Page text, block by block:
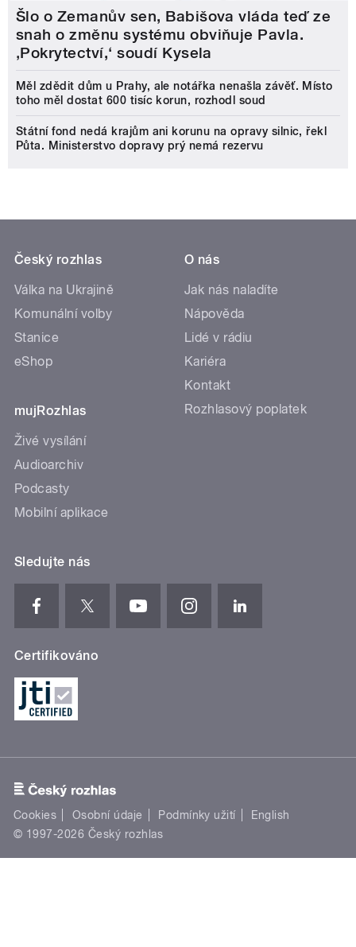
Šlo o Zemanův sen, Babišova vláda teď ze
snah o změnu systému obviňuje Pavla.
‚Pokrytectví,‘ soudí Kysela
Měl zdědit dům u Prahy, ale notářka nenašla závěť. Místo
toho měl dostat 600 tisíc korun, rozhodl soud
Státní fond nedá krajům ani korunu na opravy silnic, řekl
Půta. Ministerstvo dopravy prý nemá rezervu
Český rozhlas
Válka na Ukrajině
Komunální volby
Stanice
eShop
mujRozhlas
Živé vysílání
Audioarchiv
Podcasty
Mobilní aplikace
O nás
Jak nás naladíte
Nápověda
Lidé v rádiu
Kariéra
Kontakt
Rozhlasový poplatek
Sledujte nás
Certifikováno
Cookies Osobní údaje Podmínky užití
English
© 1997-2026 Český rozhlas